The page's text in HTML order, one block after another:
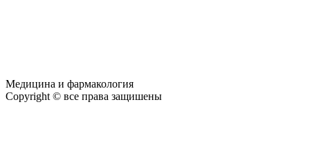
Медицина и фармакология
Copyright © все права защишены